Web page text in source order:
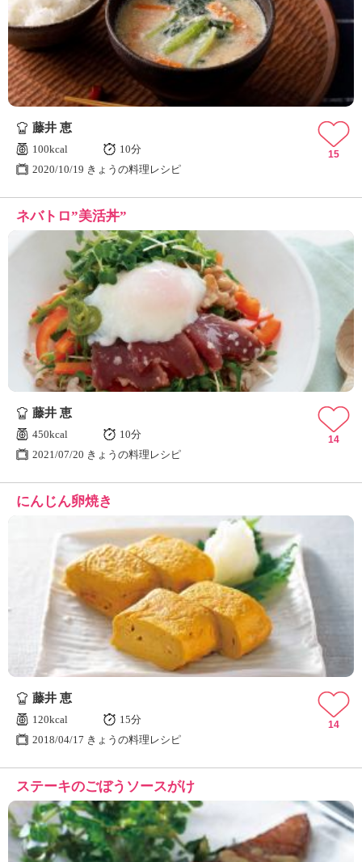
藤井 恵
100kcal
10分
2020/10/19 きょうの料理レシピ
15
ネバトロ”美活丼”
藤井 恵
450kcal
10分
2021/07/20 きょうの料理レシピ
14
にんじん卵焼き
藤井 恵
120kcal
15分
2018/04/17 きょうの料理レシピ
14
ステーキのごぼうソースがけ